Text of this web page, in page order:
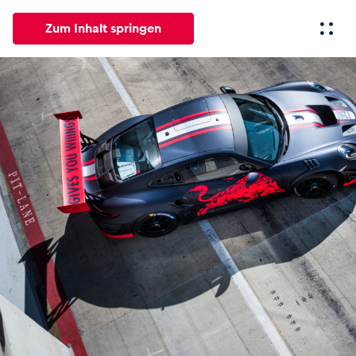
Zum Inhalt springen
Alle News Events Erlebnisse Seiten
News
Alle anzeigen
Events
Alle anzeigen